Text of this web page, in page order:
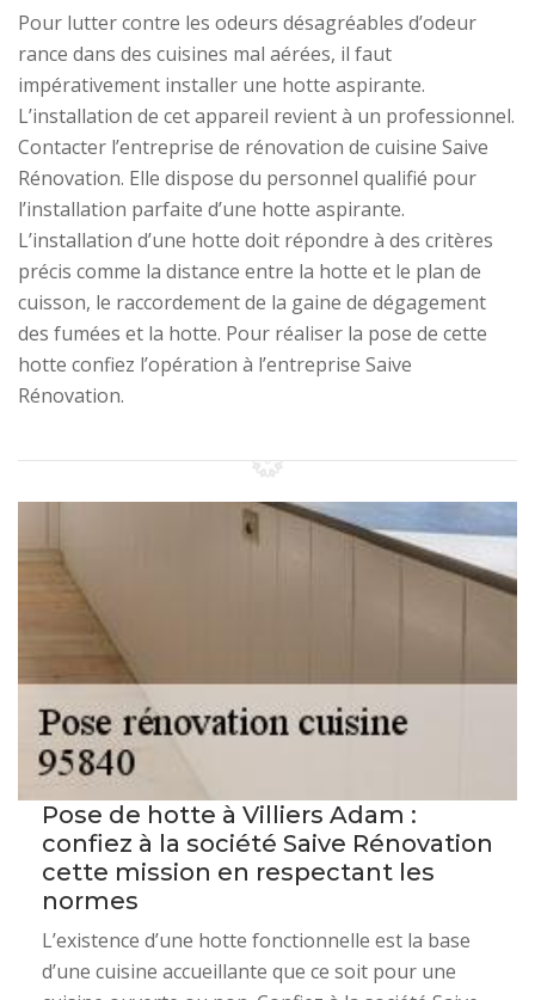
Pour lutter contre les odeurs désagréables d’odeur
rance dans des cuisines mal aérées, il faut
impérativement installer une hotte aspirante.
L’installation de cet appareil revient à un professionnel.
Contacter l’entreprise de rénovation de cuisine Saive
Rénovation. Elle dispose du personnel qualifié pour
l’installation parfaite d’une hotte aspirante.
L’installation d’une hotte doit répondre à des critères
précis comme la distance entre la hotte et le plan de
cuisson, le raccordement de la gaine de dégagement
des fumées et la hotte. Pour réaliser la pose de cette
hotte confiez l’opération à l’entreprise Saive
Rénovation.
Pose de hotte à Villiers Adam :
confiez à la société Saive Rénovation
cette mission en respectant les
normes
L’existence d’une hotte fonctionnelle est la base
d’une cuisine accueillante que ce soit pour une